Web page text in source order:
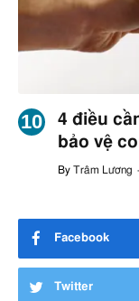
4 điều
bảo vệ
By Trâm Lương
Facebook
Twitter